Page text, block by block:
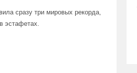
сразу три мировых рекорда,
эстафетах.